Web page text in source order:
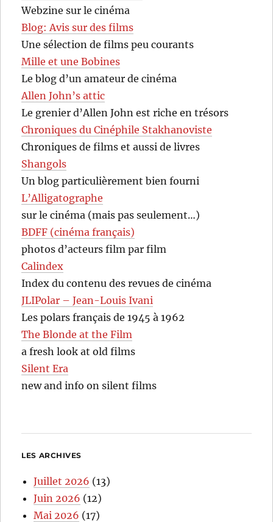
Webzine sur le cinéma
Blog: Avis sur des films
Une sélection de films peu courants
Mille et une Bobines
Le blog d’un amateur de cinéma
Allen John’s attic
Le grenier d’Allen John est riche en trésors
Chroniques du Cinéphile Stakhanoviste
Chroniques de films et aussi de livres
Shangols
Un blog particulièrement bien fourni
L’Alligatographe
sur le cinéma (mais pas seulement…)
BDFF (cinéma français)
photos d’acteurs film par film
Calindex
Index du contenu des revues de cinéma
JLIPolar – Jean-Louis Ivani
Les polars français de 1945 à 1962
The Blonde at the Film
a fresh look at old films
Silent Era
new and info on silent films
LES ARCHIVES
Juillet 2026 (13)
Juin 2026 (12)
Mai 2026 (17)